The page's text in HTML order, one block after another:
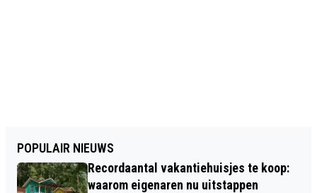
POPULAIR NIEUWS
Recordaantal vakantiehuisjes te koop:
waarom eigenaren nu uitstappen